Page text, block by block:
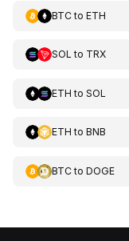
BTCto ETH
SOL to TRX
ETH to SOL
ETH to BNB
BTCto DOGE